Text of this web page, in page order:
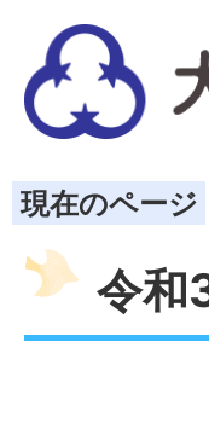
現在のページ
令和